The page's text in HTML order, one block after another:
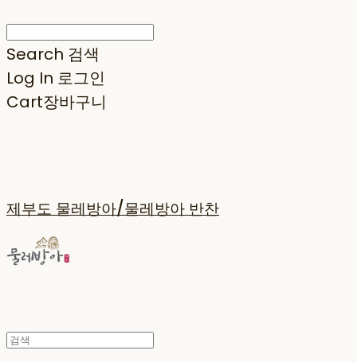
Search 검색
Log In 로그인
Cart장바구니
제부도 물레방아/물레방아 반찬